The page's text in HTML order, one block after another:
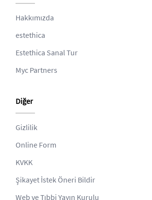
Hakkımızda
estethica
Estethica Sanal Tur
Myc Partners
Diğer
Gizlilik
Online Form
KVKK
Şikayet İstek Öneri Bildir
Web ve Tıbbi Yayın Kurulu